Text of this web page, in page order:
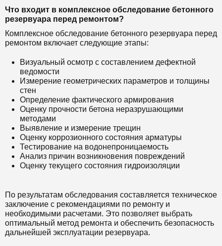
Что входит в комплексное обследование бетонного
резервуара перед ремонтом?
Комплексное обследование бетонного резервуара перед
ремонтом включает следующие этапы:
Визуальный осмотр с составлением дефектной
ведомости
Измерение геометрических параметров и толщины
стен
Определение фактического армирования
Оценку прочности бетона неразрушающими
методами
Выявление и измерение трещин
Оценку коррозионного состояния арматуры
Тестирование на водонепроницаемость
Анализ причин возникновения повреждений
Оценку текущего состояния гидроизоляции
По результатам обследования составляется техническое
заключение с рекомендациями по ремонту и
необходимыми расчетами. Это позволяет выбрать
оптимальный метод ремонта и обеспечить безопасность
дальнейшей эксплуатации резервуара.